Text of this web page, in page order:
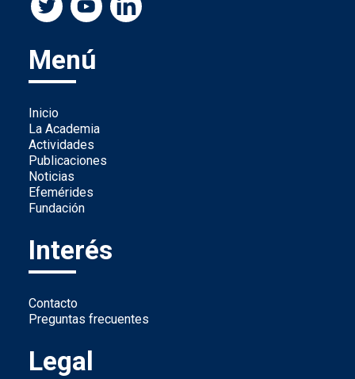
Menú
Inicio
La Academia
Actividades
Publicaciones
Noticias
Efemérides
Fundación
Interés
Contacto
Preguntas frecuentes
Legal